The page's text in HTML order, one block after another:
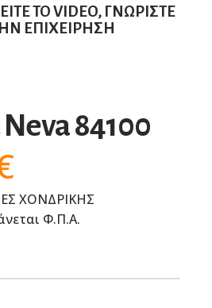
ΤΟ VIDEO, ΓΝΩΡΊΣΤΕ
ΕΠΙΧΕΊΡΗΣΗ
84100
ΧΟΝΔΡΙΚΗΣ
Φ.Π.Α.